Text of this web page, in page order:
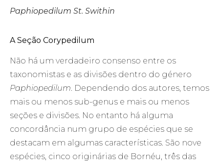
Paphiopedilum St. Swithin
A Seção Corypedilum
Não há um verdadeiro consenso entre os
taxonomistas e as divisões dentro do género
Paphiopedilum. Dependendo dos autores, temos
mais ou menos sub-genus e mais ou menos
seções e divisões. No entanto há alguma
concordância num grupo de espécies que se
destacam em algumas características. São nove
espécies, cinco originárias de Bornéu, três das